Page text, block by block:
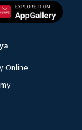
Online